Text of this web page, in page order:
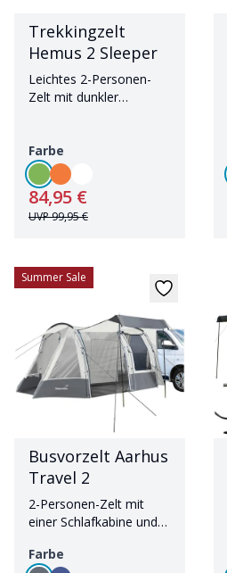
Trekkingzelt
Hemus 2 Sleeper
Leichtes 2-Personen-
Zelt mit dunkler
Farbe
84,95 €
UVP99,95 €
Summer Sale
Busvorzelt Aarhus
Travel 2
2-Personen-Zelt mit
einer Schlafkabine und
Farbe